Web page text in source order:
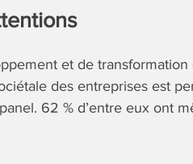
et de
des entreprises est
62 % d’entre eux ont